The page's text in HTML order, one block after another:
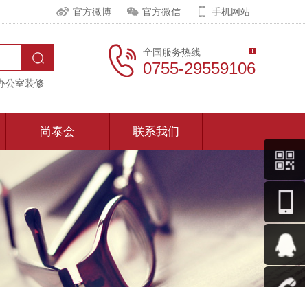
官方微博 官方微信 手机网站
公室装修
全国服务热线
0755-29559106
尚泰会 联系我们